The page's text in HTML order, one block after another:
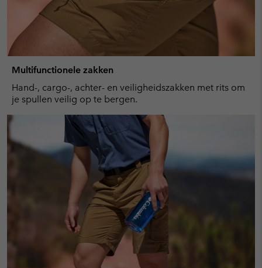
Multifunctionele zakken
Hand-, cargo-, achter- en veiligheidszakken met rits om
je spullen veilig op te bergen.